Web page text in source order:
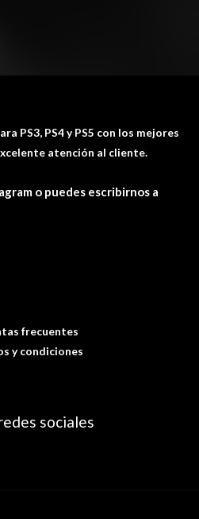
PS3, PS4 y PS5 con los mejores
atención al cliente.
o puedes escribirnos a
frecuentes
y condiciones
sociales